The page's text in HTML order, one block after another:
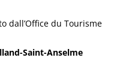
dall’Office du Tourisme
Saint-Anselme